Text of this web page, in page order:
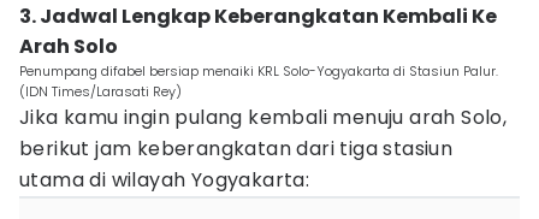
3. Jadwal Lengkap Keberangkatan Kembali Ke
Arah Solo
Penumpang difabel bersiap menaiki KRL Solo-Yogyakarta di Stasiun Palur.
(IDN Times/Larasati Rey)
Jika kamu ingin pulang kembali menuju arah Solo,
berikut jam keberangkatan dari tiga stasiun
utama di wilayah Yogyakarta: